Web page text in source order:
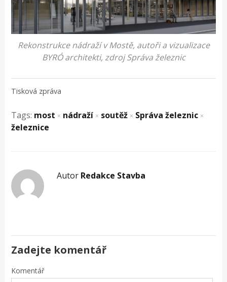
Rekonstrukce nádraží v Mostě, autoři a vizualizace
BYRÓ architekti, zdroj Správa železnic
Tisková zpráva
Tags: most × nádraží × soutěž × Správa železnic ×
železnice
Autor Redakce Stavba
Zadejte komentář
Komentář